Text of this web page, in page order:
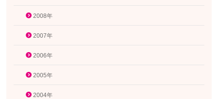
2008年
2007年
2006年
2005年
2004年